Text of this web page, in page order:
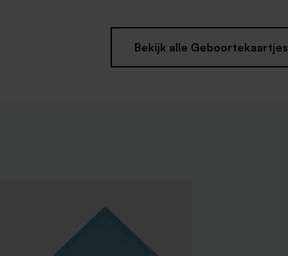
Bekijk alle Geboortekaartjes